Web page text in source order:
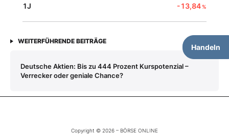
Handeln
1J -13,84%
WEITERFÜHRENDE BEITRÄGE
Deutsche Aktien: Bis zu 444 Prozent Kurspotenzial –
Verrecker oder geniale Chance?
Copyright © 2026 – BÖRSE ONLINE